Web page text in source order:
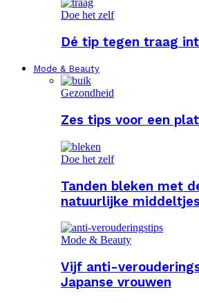
Doe het zelf
Dé tip tegen traag
Mode & Beauty
Gezondheid
Zes tips voor een
Doe het zelf
Tanden bleken met
natuurlijke middeltjes
Mode & Beauty
Vijf anti-
Japanse vrouwen